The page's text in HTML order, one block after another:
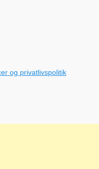
og privatlivspolitik